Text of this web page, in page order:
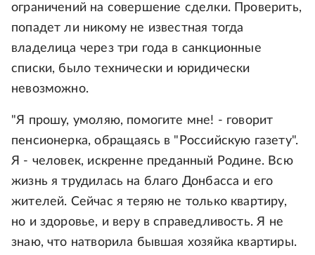
ограничений на совершение сделки. Проверить,
попадет ли никому не известная тогда
владелица через три года в санкционные
списки, было технически и юридически
невозможно.
"Я прошу, умоляю, помогите мне! - говорит
пенсионерка, обращаясь в "Российскую газету".
Я - человек, искренне преданный Родине. Всю
жизнь я трудилась на благо Донбасса и его
жителей. Сейчас я теряю не только квартиру,
но и здоровье, и веру в справедливость. Я не
знаю, что натворила бывшая хозяйка квартиры.